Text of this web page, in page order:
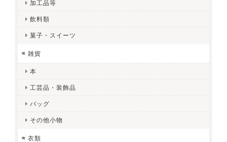
加工品等
飲料類
菓子・スイーツ
雑貨
本
工芸品・装飾品
バッグ
その他小物
衣類